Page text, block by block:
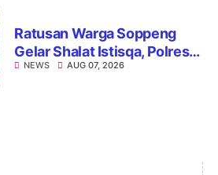
Ratusan Warga Soppeng
Gelar Shalat Istisqa, Polres
Hadir Mengawal Ikhtiar
NEWS AUG 07, 2026